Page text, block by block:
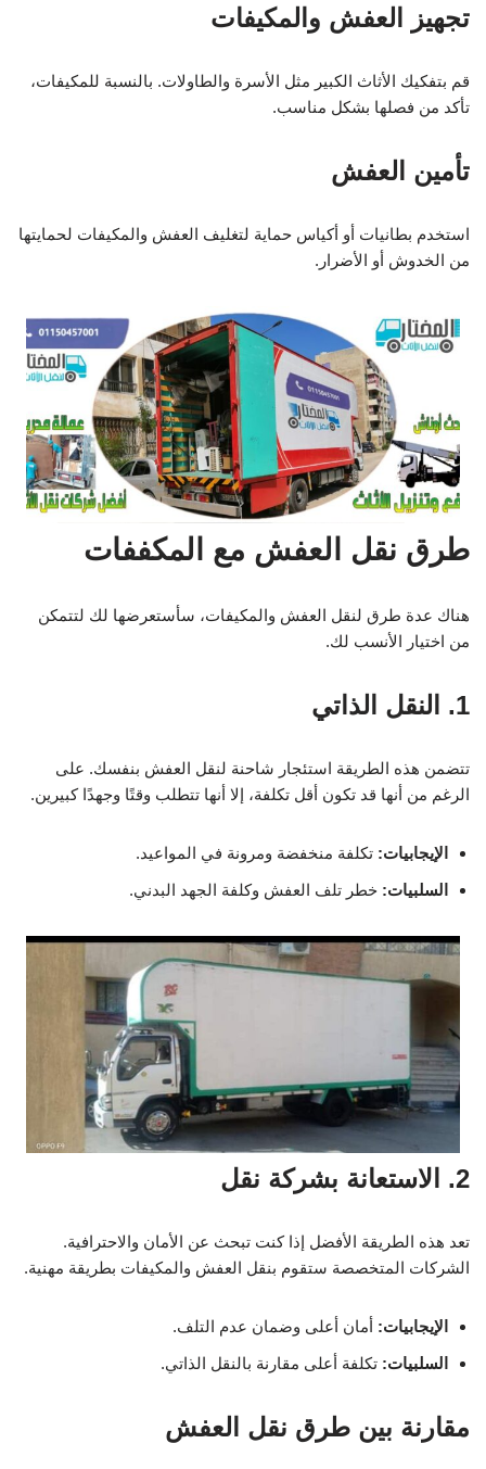
تجهيز العفش والمكيفات
قم بتفكيك الأثاث الكبير مثل الأسرة والطاولات. بالنسبة للمكيفات،
تأكد من فصلها بشكل مناسب.
تأمين العفش
استخدم بطانيات أو أكياس حماية لتغليف العفش والمكيفات لحمايتها
من الخدوش أو الأضرار.
طرق نقل العفش مع المكففات
هناك عدة طرق لنقل العفش والمكيفات، سأستعرضها لك لتتمكن
من اختيار الأنسب لك.
1. النقل الذاتي
تتضمن هذه الطريقة استئجار شاحنة لنقل العفش بنفسك. على
الرغم من أنها قد تكون أقل تكلفة، إلا أنها تتطلب وقتًا وجهدًا كبيرين.
الإيجابيات: تكلفة منخفضة ومرونة في المواعيد.
السلبيات: خطر تلف العفش وكلفة الجهد البدني.
2. الاستعانة بشركة نقل
تعد هذه الطريقة الأفضل إذا كنت تبحث عن الأمان والاحترافية.
الشركات المتخصصة ستقوم بنقل العفش والمكيفات بطريقة مهنية.
الإيجابيات: أمان أعلى وضمان عدم التلف.
السلبيات: تكلفة أعلى مقارنة بالنقل الذاتي.
مقارنة بين طرق نقل العفش